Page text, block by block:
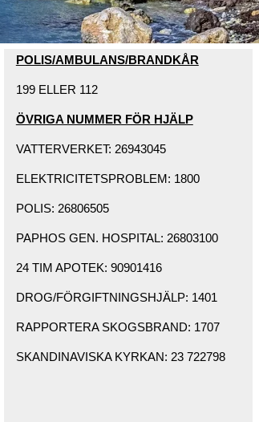
POLIS/AMBULANS/BRANDKÅR​
199 ELLER 112​
ÖVRIGA NUMMER FÖR HJÄLP​
VATTERVERKET: 26943045 ​
ELEKTRICITETSPROBLEM: 1800 ​
POLIS: 26806505 ​
PAPHOS GEN. HOSPITAL: 26803100 ​
24 TIM APOTEK: 90901416 ​
DROG/FÖRGIFTNINGSHJÄLP: 1401 ​
RAPPORTERA SKOGSBRAND: 1707 ​
SKANDINAVISKA KYRKAN: 23 722798 ​